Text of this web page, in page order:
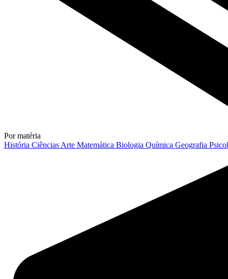
Por matéria
História Ciências Arte Matemática Biologia Química Geografia